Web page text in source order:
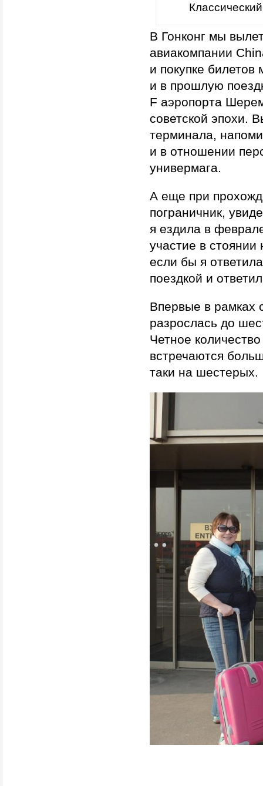
В Гонконг мы
авиакомпании
и покупке
и в прошлую
F аэропорта
советской эпохи.
терминала,
и в отношении
универмага.
А еще при
пограничник,
я ездила в
участие в
если бы я
поездкой и
Впервые в рамках
разрослась до
Четное
встречаются
таки на шестерых.